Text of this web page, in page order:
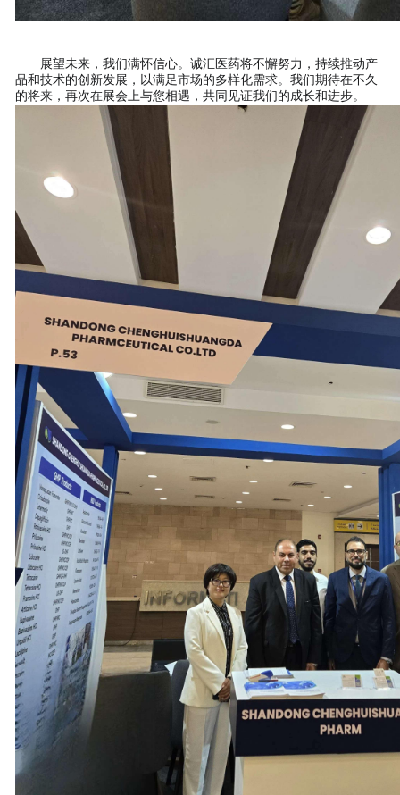
展望未来，我们满怀信心。诚汇医药将不懈努力，持续推动产
品和技术的创新发展，以满足市场的多样化需求。我们期待在不久
的将来，再次在展会上与您相遇，共同见证我们的成长和进步。